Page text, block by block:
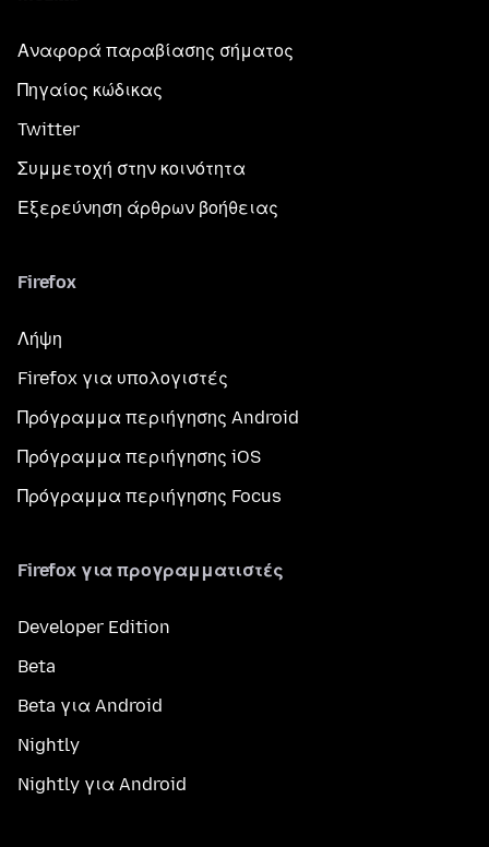
Αναφορά παραβίασης σήματος
Πηγαίος κώδικας
Twitter
Συμμετοχή στην κοινότητα
Εξερεύνηση άρθρων βοήθειας
Firefox
Λήψη
Firefox για υπολογιστές
Πρόγραμμα περιήγησης Android
Πρόγραμμα περιήγησης iOS
Πρόγραμμα περιήγησης Focus
Firefox για προγραμματιστές
Developer Edition
Beta
Beta για Android
Nightly
Nightly για Android